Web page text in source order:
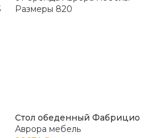
Стол обеденный Фабрицио
Аврора мебель